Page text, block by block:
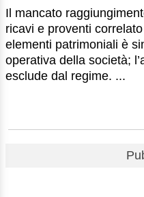
Il mancato
ricavi e proventi
elementi patrimoniali è
operativa della società;
esclude dal regime. ...